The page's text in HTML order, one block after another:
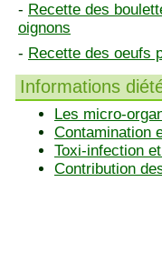
- Recette des
oignons
- Recette des oeufs
Informations
Les micro-
Contamination
Toxi-infection
Contribution